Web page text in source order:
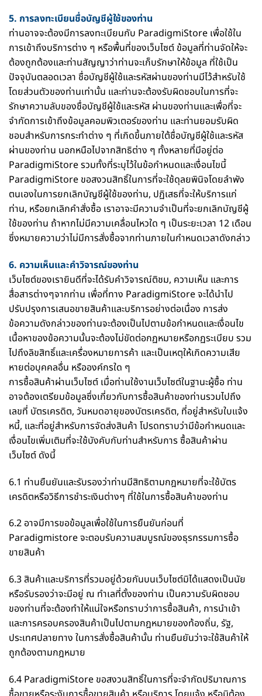
5. การลงทะเบียนชื่อบัญชีผู้ใช้ของท่าน
ท่านอาจจะต้องมีการลงทะเบียนกับ ParadigmiStore เพื่อใช้ใน
การเข้าถึงบริการต่าง ๆ หรือพื้นที่ของเว็บไซต์ ข้อมูลที่ท่านจัดให้จะ
ต้องถูกต้องและท่านสัญญาว่าท่านจะเก็บรักษาให้ข้อมูล ที่ใช้เป็น
ปัจจุบันตลอดเวลา ชื่อบัญชีผู้ใช้และรหัสผ่านของท่านมีไว้สำหรับใช้
โดยส่วนตัวของท่านเท่านั้น และท่านจะต้องรับผิดชอบในการที่จะ
รักษาความลับของชื่อบัญชีผู้ใช้และรหัส ผ่านของท่านและเพื่อที่จะ
จำกัดการเข้าถึงข้อมูลคอมพิวเตอร์ของท่าน และท่านยอมรับผิด
ชอบสำหรับการกระทำต่าง ๆ ที่เกิดขึ้นภายใต้ชื่อบัญชีผู้ใช้และรหัส
ผ่านของท่าน นอกหนือไปจากสิทธิต่าง ๆ ทั้งหลายที่มีอยู่ต่อ
ParadigmiStore รวมทั้งที่ระบุไว้ในข้อกำหนดและเงื่อนไขนี้
ParadigmiStore ขอสงวนสิทธิ์ในการที่จะใช้ดุลยพินิจโดยลำพัง
ตนเองในการยกเลิกบัญชีผู้ใช้ของท่าน, ปฏิเสธที่จะให้บริการแก่
ท่าน, หรือยกเลิกคำสั่งซื้อ เราอาจะมีความจำเป็นที่จะยกเลิกบัญชีผู้
ใช้ของท่าน ถ้าหากไม่มีความเคลื่อนไหวใด ๆ เป็นระยะเวลา 12 เดือน
ซึ่งหมายความว่าไม่มีการสั่งซื้อจากท่านภายในกำหนดเวลาดังกล่าว
6. ความเห็นและคำวิจารณ์ของท่าน
เว็บไซต์ของเรายินดีที่จะได้รับคำวิจารณ์ติชม, ความเห็น และการ
สื่อสารต่างๆจากท่าน เพื่อที่ทาง ParadigmiStore จะได้นำไป
ปรับปรุงการเสนอขายสินค้าและบริการอย่างต่อเนื่อง การส่ง
ข้อความดังกล่าวของท่านจะต้องเป็นไปตามข้อกำหนดและเงื่อนไข
เนื้อหาของข้อความนั้นจะต้องไม่ขัดต่อกฏหมายหรือกฏระเบียบ รวม
ไปถึงลิขสิทธิ์และเครื่องหมายการค้า และเป็นเหตุให้เกิดความเสีย
หายต่อบุคคลอื่น หรือองค์กรใด ๆ
การซื้อสินค้าผ่านเว็บไซต์ เมื่อท่านใช้งานเว็บไซต์ในฐานะผู้ซื้อ ท่าน
อาจต้องเตรียมข้อมูลซึ่งเกี่ยวกับการซื้อสินค้าของท่านรวมไปถึง
เลขที่ บัตรเครดิต, วันหมดอายุของบัตรเครดิต, ที่อยู่สำหรับใบแจ้ง
หนี้, และที่อยู่สำหรับการจัดส่งสินค้า โปรดทราบว่ามีข้อกำหนดและ
เงื่อนไขเพิ่มเติมที่จะใช้บังคับกับท่านสำหรับการ ซื้อสินค้าผ่าน
เว็บไซต์ ดังนี้
6.1 ท่านยืนยันและรับรองว่าท่านมีสิทธิตามกฎหมายที่จะใช้บัตร
เครดิตหรือวิธีการชำระเงินต่างๆ ที่ใช้ในการซื้อสินค้าของท่าน
6.2 อาจมีการขอข้อมูลเพื่อใช้ในการยืนยันก่อนที่
Paradigmistore จะตอบรับความสมบูรณ์ของธุรกรรมการซื้อ
ขายสินค้า
6.3 สินค้าและบริการที่รวมอยู่ด้วยกันบนเว็บไซต์มิได้แสดงเป็นนัย
หรือรับรองว่าจะมีอยู่ ณ ทำเลที่ตั้งของท่าน เป็นความรับผิดชอบ
ของท่านที่จะต้องทำให้แน่ใจหรือทราบว่าการซื้อสินค้า, การนำเข้า
และการครอบครองสินค้าเป็นไปตามกฎหมายของท้องถิ่น, รัฐ,
ประเทศปลายทาง ในการสั่งซื้อสินค้านั้น ท่านยืนยันว่าจะใช้สินค้าให้
ถูกต้องตามกฎหมาย
6.4 ParadigmiStore ขอสงวนสิทธิ์ในการที่จะจำกัดปริมาณการ